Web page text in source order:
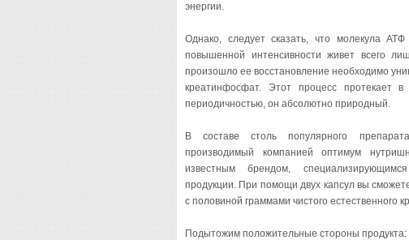
энергии.
Однако, следует сказать, что молекула
повышенной интенсивности живет всего
произошло ее восстановление необходимо
креатинфосфат. Этот процесс протекает
периодичностью, он абсолютно природный.
В составе столь популярного
производимый компанией оптимум
известным брендом,
продукции. При помощи двух капсул вы
с половиной граммами чистого естественного
Подытожим положительные стороны продукта: